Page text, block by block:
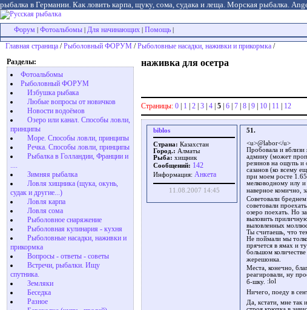
рыбалка в Германии. Как ловить карпа, щуку, сома, судака и леща. Морская рыбалка.
Форум
Фотоальбомы Для начинающих Помощь
Главная страница /Рыболовный ФОРУМ /Рыболовные насадки, наживки и прикормка /
Разделы:
Фотоальбомы
Рыболовный ФОРУМ
Избушка рыбака
Любые вопросы от новичков
Новости водоёмов
Озеро или канал. Способы ловли,
принципы
Море. Способы ловли, принципы
Речка. Способы ловли, принципы
Рыбалка в Голландии, Франции и
....
Зимняя рыбалка
Ловля хищника (щука, окунь,
судак и другие...)
Ловля карпа
Ловля сома
Рыболовное снаряжение
Рыболовная кулинария - кухня
Рыболовные насадки, наживки и
прикормка
Вопросы - ответы - советы
Встречи, рыбалки. Ищу
спутника.
Земляки
Беседка
Разное
наживка для осетра
Страницы: 0 | 1 | 2 | 3 | 4 | 5 | 6 | 7 | 8 | 9 | 10 | 11 | 12
biblos
Страна: Казахстан
Город.: Алматы
Рыба: хищник
Сообщений: 142
Информация: Aнкета
11.08.2007 14:45
51.
<u>@labor</u>
Пробовала и вблизи
админу (может
резинов на ощупь и
сазанов (ко всему
при моем росте
мелководному илу и
наверное комично,
Советовали
советовали
озеро поехать. Но
выловить
выловленных
Ты считаешь, что
Не поймали мы
прячется в ямах и
большом
жерешонка.
Места, конечно,
реагировали, ну
б-шку.
Ничего, поеду в
Да, кстати, мне так